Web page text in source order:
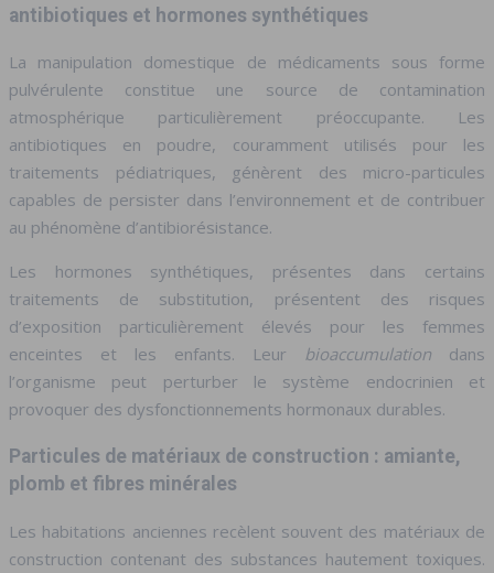
antibiotiques et hormones synthétiques
La manipulation domestique de médicaments sous forme
pulvérulente constitue une source de contamination
atmosphérique particulièrement préoccupante. Les
antibiotiques en poudre, couramment utilisés pour les
traitements pédiatriques, génèrent des micro-particules
capables de persister dans l’environnement et de contribuer
au phénomène d’antibiorésistance.
Les hormones synthétiques, présentes dans certains
traitements de substitution, présentent des risques
d’exposition particulièrement élevés pour les femmes
enceintes et les enfants. Leur bioaccumulation dans
l’organisme peut perturber le système endocrinien et
provoquer des dysfonctionnements hormonaux durables.
Particules de matériaux de construction : amiante,
plomb et fibres minérales
Les habitations anciennes recèlent souvent des matériaux de
construction contenant des substances hautement toxiques.